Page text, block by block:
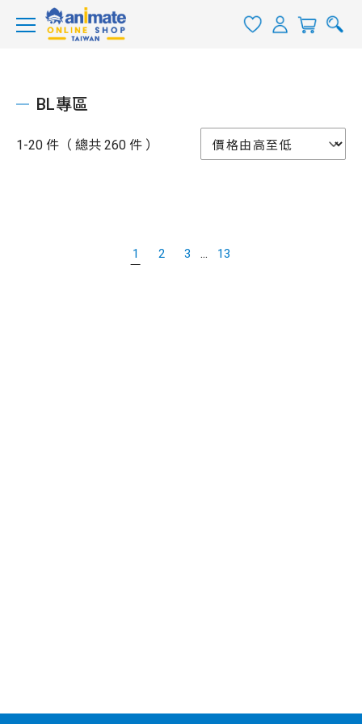
BL專區
1-20 件（ 總共 260 件 ）
1 2 3 ... 13